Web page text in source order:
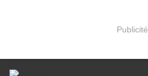
Publicité